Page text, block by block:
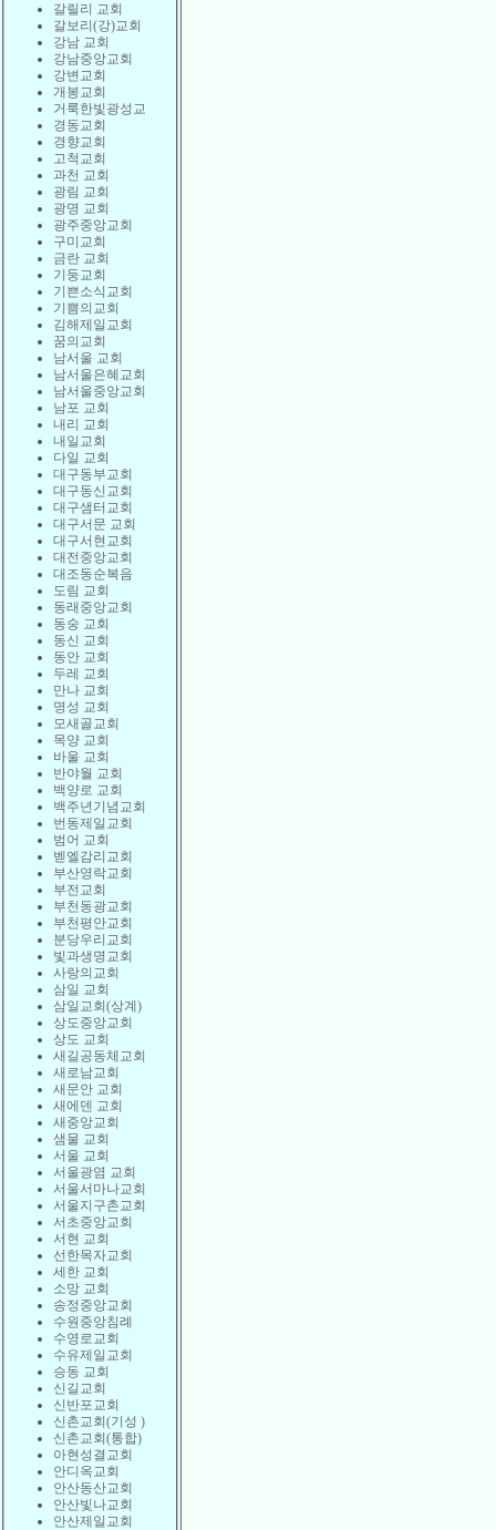
갈릴리 교회
갈보리(강)교회
강남 교회
강남중앙교회
강변교회
개봉교회
거룩한빛광성교
경동교회
경향교회
고척교회
과천 교회
광림 교회
광명 교회
광주중앙교회
구미교회
금란 교회
기둥교회
기쁜소식교회
기쁨의교회
김해제일교회
꿈의교회
남서울 교회
남서울은혜교회
남서울중앙교회
남포 교회
내리 교회
내일교회
다일 교회
대구동부교회
대구동신교회
대구샘터교회
대구서문 교회
대구서현교회
대전중앙교회
대조동순복음
도림 교회
동래중앙교회
동숭 교회
동신 교회
동안 교회
두레 교회
만나 교회
명성 교회
모새골교회
목양 교회
바울 교회
반야월 교회
백양로 교회
백주년기념교회
번동제일교회
범어 교회
벧엘감리교회
부산영락교회
부전교회
부천동광교회
부천평안교회
분당우리교회
빛과생명교회
사랑의교회
삼일 교회
삼일교회(상계)
상도중앙교회
상도 교회
새길공동체교회
새로남교회
새문안 교회
새에덴 교회
새중앙교회
샘물 교회
서울 교회
서울광염 교회
서울서마나교회
서울지구촌교회
서초중앙교회
서현 교회
선한목자교회
세한 교회
소망 교회
송정중앙교회
수원중앙침례
수영로교회
수유제일교회
승동 교회
신길교회
신반포교회
신촌교회(기성 )
신촌교회(통합)
아현성결교회
안디옥교회
안산동산교회
안산빛나교회
안산제일교회